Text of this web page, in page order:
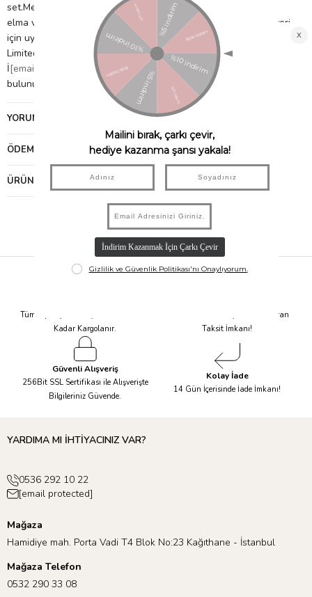
set.Meyve kokuları: Çilek, portakal, üzüm, yaban mersini, yeşil
elma ve muz.Siyah kağıda da yazılabilir.1,0 mm uç. 3 yaş ve üzeri
için uygundur. İthalatçı Firma Bilgileri: Petitmag İletişim ve Ticaret
Limited Şirketi Fenerbahçe Mah. Lalezar Sok. No:3/A Kadıköy
İ[email protected]
şei: ÇİN Uygunluk Sembolü: Ürün görselinde
bulunuyor.
YORUMLAR
ÖDEME SEÇENEKLERI
ÜRÜN ÖNERILERI
Tüm Siparişleriniz Aynı Gün 14.00'a
Kadar Kargolanır.
Tüm Ürünlerde 6 Aya Kadar Varan
Taksit İmkanı!
Güvenli Alışveriş
256Bit SSL Sertifikası ile Alışverişte
Bilgileriniz Güvende.
Kolay İade
14 Gün İçerisinde İade İmkanı!
YARDIMA MI İHTİYACINIZ VAR?
0536 292 10 22
[email protected]
Mağaza
Hamidiye mah. Porta Vadi T4 Blok No:23 Kağıthane - İstanbul
Mağaza Telefon
0532 290 33 08